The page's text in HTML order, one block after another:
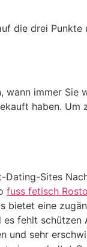
die drei Punkte
wann immer Sie
haben. Um
Dating-Sites
fuss fetisch
bietet eine
es fehlt schützen
und sehr